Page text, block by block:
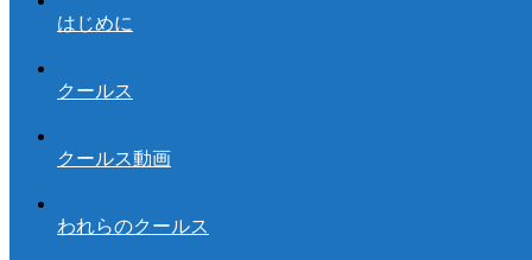
はじめに
クールス
クールス動画
われらのクールス